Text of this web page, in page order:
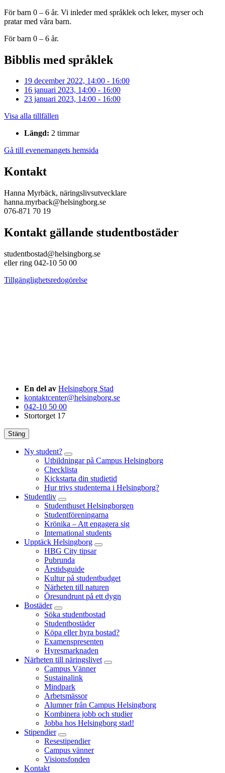
För barn 0 – 6 år. Vi inleder med språklek och leker, myser och
pratar med våra barn.
För barn 0 – 6 år.
Bibblis med språklek
19 december 2022, 14:00 - 16:00
16 januari 2023, 14:00 - 16:00
23 januari 2023, 14:00 - 16:00
Visa alla tillfällen
Längd: 2 timmar
Gå till evenemangets hemsida
Kontakt
Hanna Myrbäck, näringslivsutvecklare
hanna.myrback@helsingborg.se
076-871 70 19
Kontakt gällande studentbostäder
studentbostad@helsingborg.se
eller ring 042-10 50 00
Tillgänglighetsredogörelse
En del av Helsingborg Stad
kontaktcenter@helsingborg.se
042-10 50 00
Stortorget 17
Stäng
Ny student?
Utbildningar på Campus Helsingborg
Checklista
Kickstarta din studietid
Hur trivs studenterna i Helsingborg?
Studentliv
Studenthuset Helsingborgen
Studentföreningarna
Krönika – Att engagera sig
International students
Upptäck Helsingborg
HBG City tipsar
Pubrunda
Årstidsguide
Kultur på studentbudget
Närheten till naturen
Öresundrunt på ett dygn
Bostäder
Söka studentbostad
Studentbostäder
Köpa eller hyra bostad?
Examenspresenten
Hyresmarknaden
Närheten till näringslivet
Campus Vänner
Sustainalink
Mindpark
Arbetsmässor
Alumner från Campus Helsingborg
Kombinera jobb och studier
Jobba hos Helsingborg stad!
Stipendier
Resestipendier
Campus vänner
Visionsfonden
Kontakt